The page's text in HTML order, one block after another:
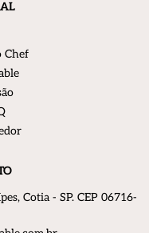
Chef
Cotia - SP. CEP 06716-